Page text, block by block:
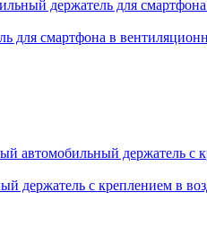
для смартфона в
держатель с креплением в